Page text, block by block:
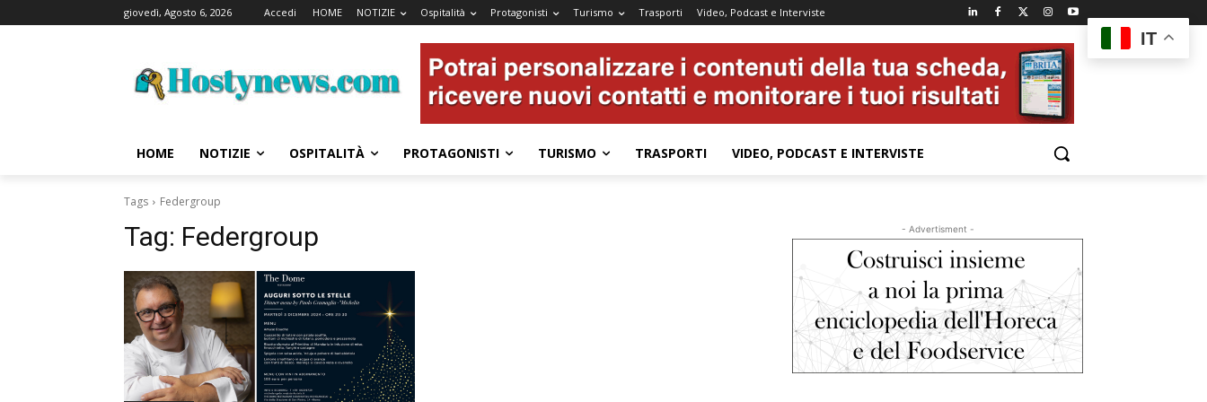
giovedì, Agosto 6, 2026 Accedi HOME NOTIZIE Ospitalità Protagonisti Turismo Trasporti Video, Podcast e Interviste
HOME NOTIZIE OSPITALITÀ PROTAGONISTI TURISMO TRASPORTI VIDEO, PODCAST E INTERVISTE
Tags Federgroup
Tag: Federgroup - Advertisment -
IT